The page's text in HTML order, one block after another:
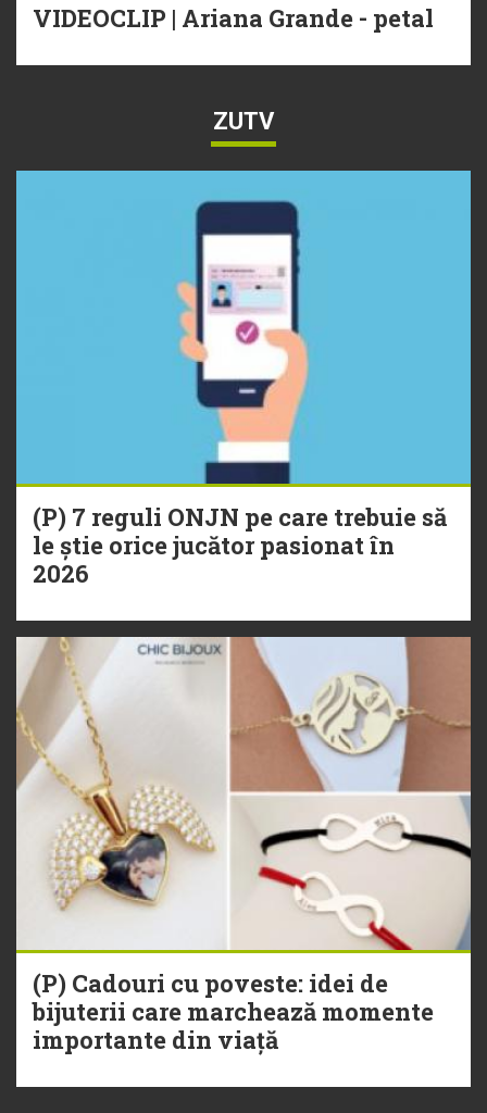
VIDEOCLIP | Ariana Grande - petal
ZUTV
(P) 7 reguli ONJN pe care trebuie să
le știe orice jucător pasionat în
2026
(P) Cadouri cu poveste: idei de
bijuterii care marchează momente
importante din viață